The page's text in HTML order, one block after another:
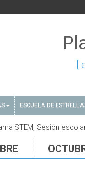
ESCUELA DE
STEM, Sesión